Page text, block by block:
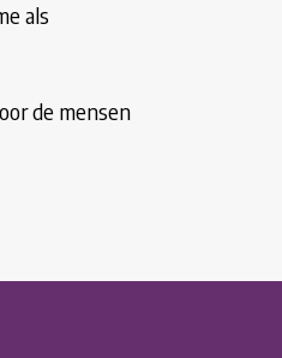
als
de mensen